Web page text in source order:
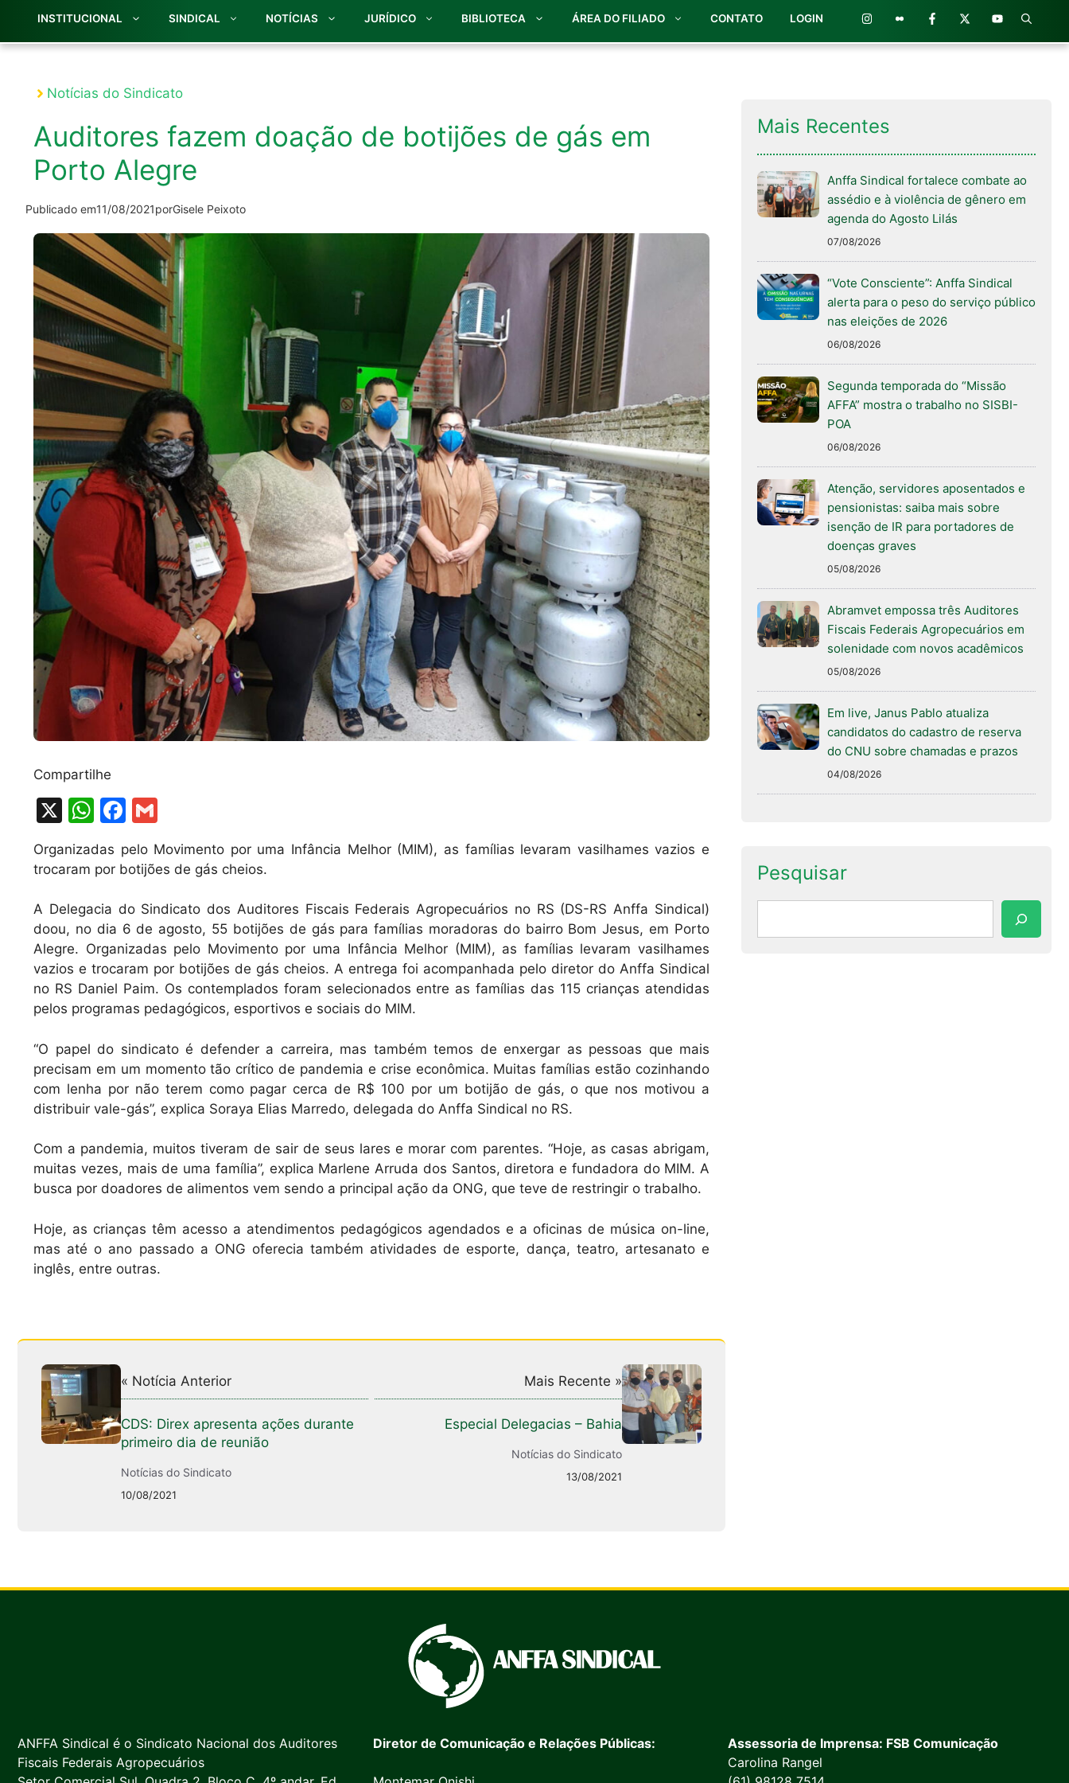
INSTITUCIONAL SINDICAL NOTÍCIAS JURÍDICO BIBLIOTECA ÁREA DO FILIADO CONTATO LOGIN
Notícias do Sindicato
Auditores fazem doação de botijões de gás em
Porto Alegre
Publicado em11/08/2021porGisele Peixoto
Compartilhe
X
W
h
at
s
A
p
p
F
a
c
b
o
o
k
m
ai
Organizadas pelo Movimento por uma Infância Melhor (MIM), as famílias levaram vasilhames vazios e
trocaram por botijões de gás cheios.
A Delegacia do Sindicato dos Auditores Fiscais Federais Agropecuários no RS (DS-RS Anffa Sindical)
doou, no dia 6 de agosto, 55 botijões de gás para famílias moradoras do bairro Bom Jesus, em Porto
Alegre. Organizadas pelo Movimento por uma Infância Melhor (MIM), as famílias levaram vasilhames
vazios e trocaram por botijões de gás cheios. A entrega foi acompanhada pelo diretor do Anffa Sindical
no RS Daniel Paim. Os contemplados foram selecionados entre as famílias das 115 crianças atendidas
pelos programas pedagógicos, esportivos e sociais do MIM.
“O papel do sindicato é defender a carreira, mas também temos de enxergar as pessoas que mais
precisam em um momento tão crítico de pandemia e crise econômica. Muitas famílias estão cozinhando
com lenha por não terem como pagar cerca de R$ 100 por um botijão de gás, o que nos motivou a
distribuir vale-gás”, explica Soraya Elias Marredo, delegada do Anffa Sindical no RS.
Com a pandemia, muitos tiveram de sair de seus lares e morar com parentes. “Hoje, as casas abrigam,
muitas vezes, mais de uma família”, explica Marlene Arruda dos Santos, diretora e fundadora do MIM. A
busca por doadores de alimentos vem sendo a principal ação da ONG, que teve de restringir o trabalho.
Hoje, as crianças têm acesso a atendimentos pedagógicos agendados e a oficinas de música on-line,
mas até o ano passado a ONG oferecia também atividades de esporte, dança, teatro, artesanato e
inglês, entre outras.
« Notícia Anterior
CDS: Direx apresenta ações durante
primeiro dia de reunião
Notícias do Sindicato
10/08/2021
Mais Recente »
Especial Delegacias – Bahia
Notícias do Sindicato
13/08/2021
Mais Recentes
Anffa Sindical fortalece combate ao
assédio e à violência de gênero em
agenda do Agosto Lilás
07/08/2026
“Vote Consciente”: Anffa Sindical
alerta para o peso do serviço público
nas eleições de 2026
06/08/2026
Segunda temporada do “Missão
AFFA” mostra o trabalho no SISBI-
POA
06/08/2026
Atenção, servidores aposentados e
pensionistas: saiba mais sobre
isenção de IR para portadores de
doenças graves
05/08/2026
Abramvet empossa três Auditores
Fiscais Federais Agropecuários em
solenidade com novos acadêmicos
05/08/2026
Em live, Janus Pablo atualiza
candidatos do cadastro de reserva
do CNU sobre chamadas e prazos
04/08/2026
Pesquisar
ANFFA Sindical é o Sindicato Nacional dos Auditores
Fiscais Federais Agropecuários
Diretor de Comunicação e Relações Públicas:
Assessoria de Imprensa: FSB Comunicação
Carolina Rangel